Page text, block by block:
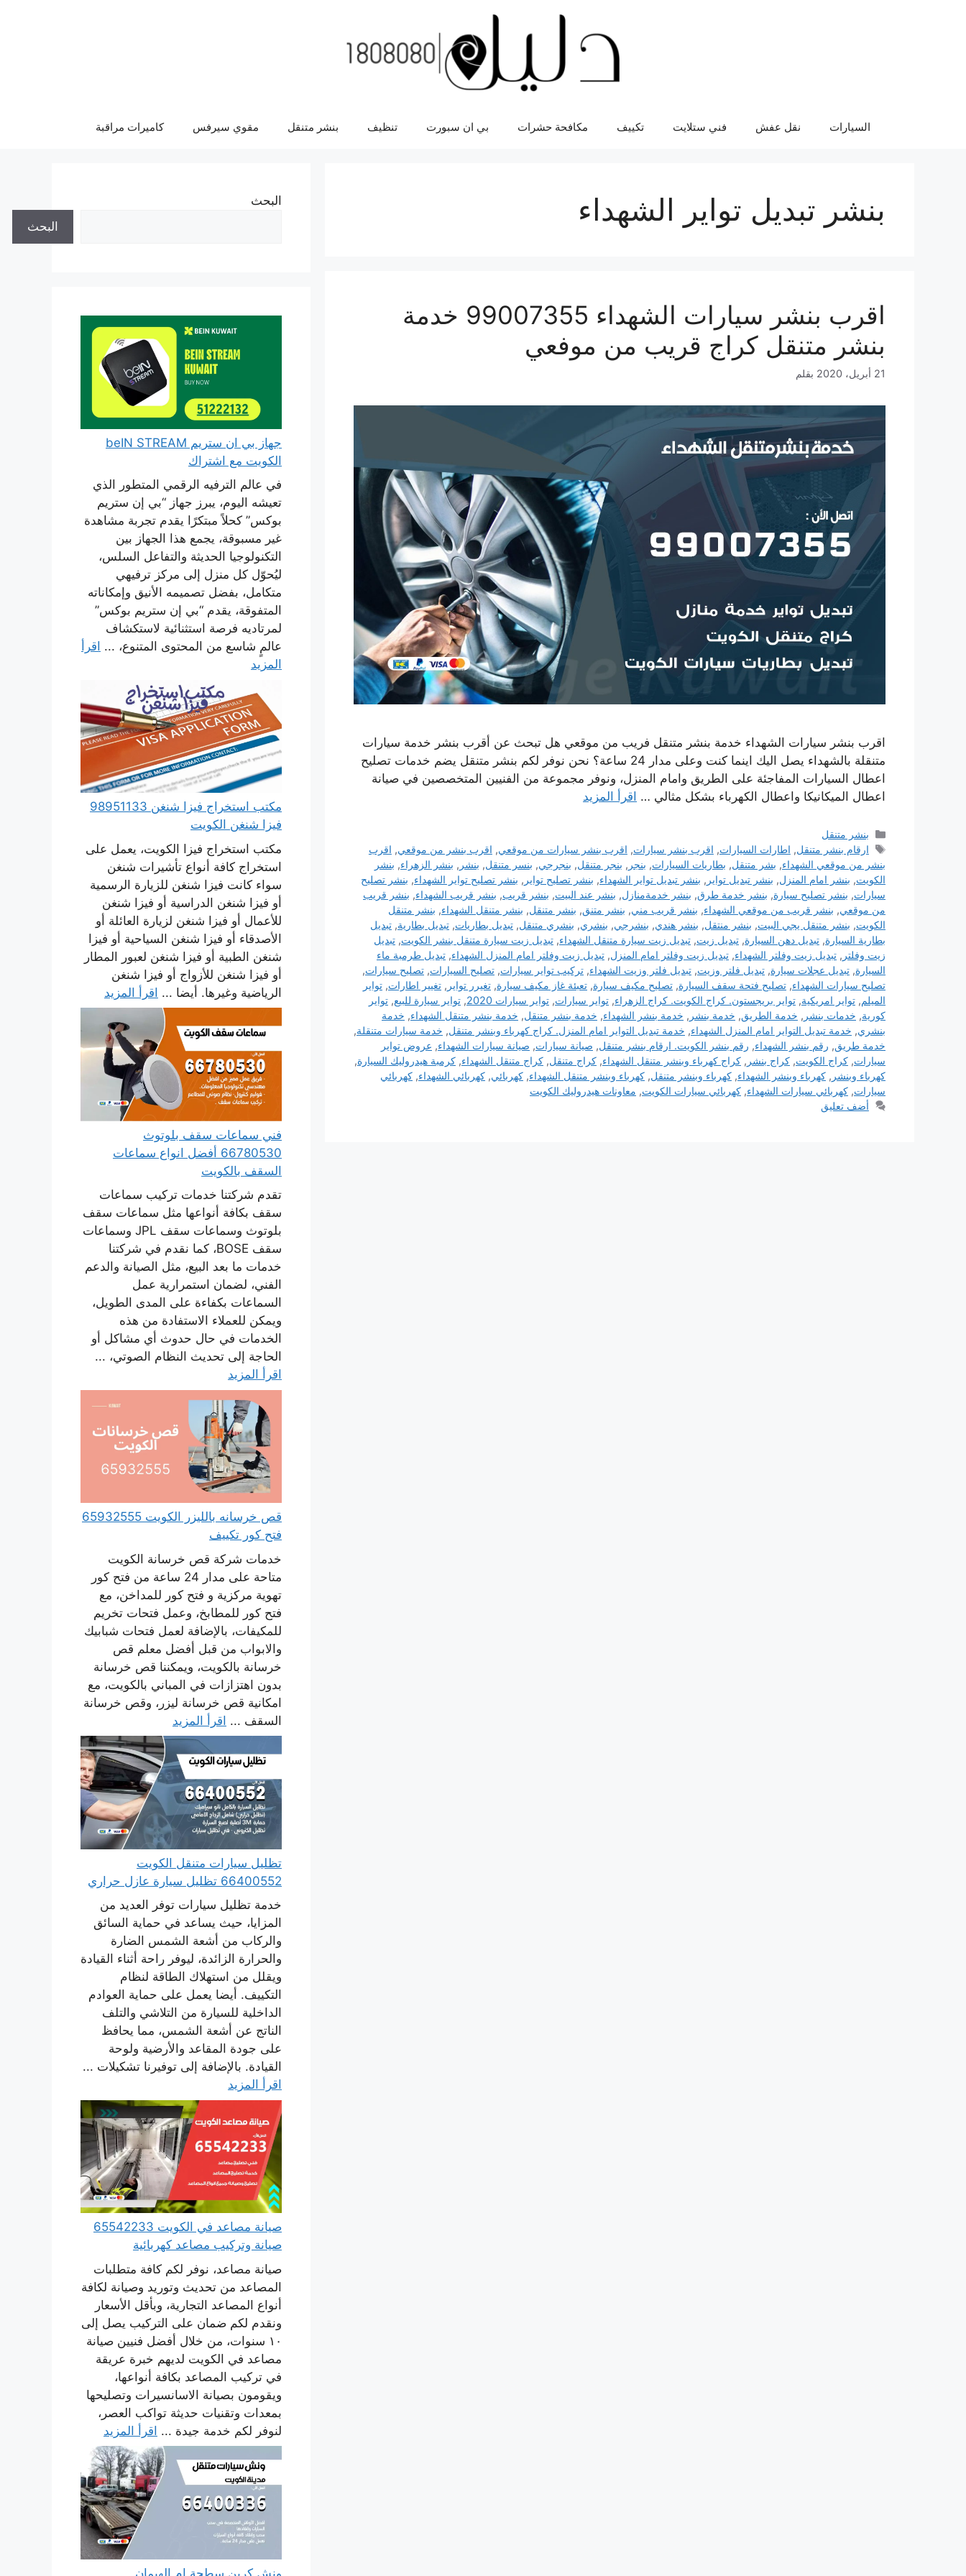
السيارات نقل عفش فني ستلايت تكييف مكافحة حشرات بي ان سبورت تنظيف بنشر متنقل مقوي سيرفس كاميرات مراقبة
بنشر تبديل تواير الشهداء
اقرب بنشر سيارات الشهداء 99007355 خدمة
بنشر متنقل كراج قريب من موفعي
21 أبريل، 2020 بقلم
اقرب بنشر سيارات الشهداء خدمة بنشر متنقل فريب من موقعي هل تبحث عن أقرب بنشر خدمة سيارات
متنقلة بالشهداء يصل اليك اينما كنت وعلى مدار 24 ساعة؟ نحن نوفر لكم بنشر متنقل يضم خدمات تصليح
اعطال السيارات المفاجئة على الطريق وامام المنزل، ونوفر مجموعة من الفنيين المتخصصين في صيانة
اعطال الميكانيكا واعطال الكهرباء بشكل مثالي … اقرأ المزيد
التصنيفات
بنشر متنقل
الوسوم
ارقام بنشر متنقل, اطارات السيارات, اقرب بنشر سيارات, اقرب بنشر سيارات من موقعي, اقرب بنشر من موقعي, اقرب
بنشر من موقعي الشهداء, بشر متنقل, بطاريات السيارات, بنجر , بنجر متنقل, بنجرجي, بنسر متنقل, بنشر , بنشر الزهراء, بنشر
الكويت, بنشر امام المنزل, بنشر تبديل تواير , بنشر تبديل تواير الشهداء, بنشر تصليح تواير , بنشر تصليح تواير الشهداء, بنشر تصليح
سيارات, بنشر تصليح سيارة, بنشر خدمة طرق, بنشر خدمةمنازل, بنشر عند البيت, بنشر قريب, بنشر قريب الشهداء, بنشر قريب
من موقعي, بنشر قريب من موقعي الشهداء, بنشر قريب مني, بنشر متنق, بنشر متنقل, بنشر متنقل الشهداء, بنشر متنقل
الكويت, بنشر متنقل يجي البيت, بنشر منتقل, بنشر هندي, بنشرجي, بنشري, بنشري متنقل, تبديل بطاريات, تبديل بطارية, تبديل
بطارية السيارة, تبديل دهن السيارة, تبديل زيت, تبديل زيت سيارة متنقل الشهداء, تبديل زيت سيارة متنقل بنشر الكويت, تبديل
زيت وفلتر , تبديل زيت وفلتر الشهداء, تبديل زيت وفلتر امام المنزل, تبديل زيت وفلتر امام المنزل الشهداء, تبديل طرمبة ماء
السيارة, تبديل عجلات سيارة, تبديل فلتر وزيت, تبديل فلتر وزيت الشهداء, تركيب تواير سيارات, تصليح السيارات, تصليح سيارات,
تصليح سيارات الشهداء, تصليح فتحة سقف السيارة, تصليح مكيف سيارة, تعبئة غاز مكيف سيارة, تغيرر تواير , تغيير اطارات, تواير
الميلم, تواير امريكية, تواير بريجستون. كراج الكويت. كراج الزهراء, تواير سيارات, تواير سيارات 2020 , تواير سيارة للبيع, تواير
كورية, خدمات بنشر , خدمة الطريق, خدمة بنشر , خدمة بنشر الشهداء, خدمة بنشر متنقل, خدمة بنشر متنقل الشهداء, خدمة
بنشري, خدمة تبديل التواير امام المنزل الشهداء, خدمة تبديل التواير امام المنزل. كراج كهرباء وبنشر متنقل, خدمة سيارات متنقلة,
خدمة طريق, رقم بنشر الشهداء, رقم بنشر الكويت. ارقام بنشر متنقل, صيانة سيارات, صيانة سيارات الشهداء, عروض تواير
سيارات, كراج الكويت, كراج بنشر , كراج كهرباء وبنشر متنقل الشهداء, كراج متنقل, كراج متنقل الشهداء, كرمبة هيدروليك السيارة,
كهرباء وبنشر , كهرباء وبنشر الشهداء, كهرباء وبنشر متنقل, كهرباء وبنشر متنقل الشهداء, كهربائي, كهربائي الشهداء, كهربائي
سيارات, كهربائي سيارات الشهداء, كهربائي سيارات الكويت, معاونات هيدروليك الكويت
أضف تعليق
البحث
البحث
جهاز بي ان ستريم beIN STREAM
الكويت مع اشتراك
في عالم الترفيه الرقمي المتطور الذي
تعيشه اليوم، يبرز جهاز “بي إن ستريم
بوكس” كحلاً مبتكرًا يقدم تجربة مشاهدة
غير مسبوقة، يجمع هذا الجهاز بين
التكنولوجيا الحديثة والتفاعل السلس،
ليُحوّل كل منزل إلى مركز ترفيهي
متكامل، بفضل تصميمه الأنيق وإمكاناته
المتفوقة، يقدم “بي إن ستريم بوكس”
لمرتاديه فرصة استثنائية لاستكشاف
عالمٍ شاسع من المحتوى المتنوع، ... اقرأ
المزيد
مكتب استخراج فيزا شنغن 98951133
فيزا شنغن الكويت
مكتب استخراج فيزا الكويت، يعمل على
استخراج كافة أنواع تأشيرات شنغن
سواء كانت فيزا شنغن للزيارة الرسمية
أو فيزا شنغن الدراسية أو فيزا شنغن
للأعمال أو فيزا شنغن لزيارة العائلة أو
الأصدقاء أو فيزا شنغن السياحية أو فيزا
شنغن الطبية أو فيزا شنغن لعبور المطار
أو فيزا شنغن للأزواج أو فيزا شنغن
الرياضية وغيرها. أيضا ... اقرأ المزيد
فني سماعات سقف بلوتوث
66780530 أفضل انواع سماعات
السقف بالكويت
تقدم شركتنا خدمات تركيب سماعات
سقف بكافة أنواعها مثل سماعات سقف
بلوتوث وسماعات سقف JPL وسماعات
سقف BOSE، كما نقدم في شركتنا
خدمات ما بعد البيع، مثل الصيانة والدعم
الفني، لضمان استمرارية عمل
السماعات بكفاءة على المدى الطويل،
ويمكن للعملاء الاستفادة من هذه
الخدمات في حال حدوث أي مشاكل أو
الحاجة إلى تحديث النظام الصوتي، ...
اقرأ المزيد
قص خرسانه بالليزر الكويت 65932555
فتح كور تكييف
خدمات شركة قص خرسانة الكويت
متاحة على مدار 24 ساعة من فتح كور
تهوية مركزية و فتح كور للمداخن، مع
فتح كور للمطابخ، وعمل فتحات تخريم
للمكيفات، بالإضافة لعمل فتحات شبابيك
والابواب من قبل أفضل معلم قص
خرسانة بالكويت، ويمكننا قص خرسانة
بدون اهتزازات في المباني بالكويت، مع
امكانية قص خرسانة ليزر، وقص خرسانة
السقف ... اقرأ المزيد
تظليل سيارات متنقل الكويت
66400552 تظليل سيارة عازل حراري
خدمة تظليل سيارات توفر العديد من
المزايا، حيث يساعد في حماية السائق
والركاب من أشعة الشمس الضارة
والحرارة الزائدة، ليوفر راحة أثناء القيادة
ويقلل من استهلاك الطاقة لنظام
التكييف. أيضا يعمل على حماية العوادم
الداخلية للسيارة من التلاشي والتلف
الناتج عن أشعة الشمس، مما يحافظ
على جودة المقاعد والأرضية ولوحة
القيادة. بالإضافة إلى توفيرنا تشكيلات ...
اقرأ المزيد
صيانة مصاعد في الكويت 65542233
صيانة وتركيب مصاعد كهربائية
صيانة مصاعد، نوفر لكم كافة متطلبات
المصاعد من تحديث وتوريد وصيانة لكافة
أنواع المصاعد التجارية، وبأقل الأسعار
ونقدم لكم ضمان على التركيب يصل إلى
١٠ سنوات، من خلال أفضل فنيين صيانة
مصاعد في الكويت لديهم خبرة عريقة
في تركيب المصاعد بكافة أنواعها،
ويقومون بصيانة الاسانسيرات وتصليحها
بمعدات وتقنيات حديثة تواكب العصر،
لنوفر لكم خدمة جيدة ... اقرأ المزيد
ونش كرين سطحة ام الهيمان